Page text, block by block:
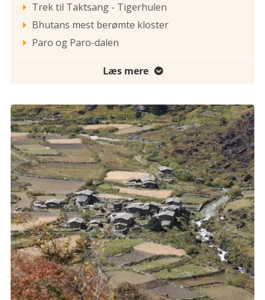
 Trek til Taktsang - Tigerhulen
 Bhutans mest berømte kloster
 Paro og Paro-dalen
Læs mere 